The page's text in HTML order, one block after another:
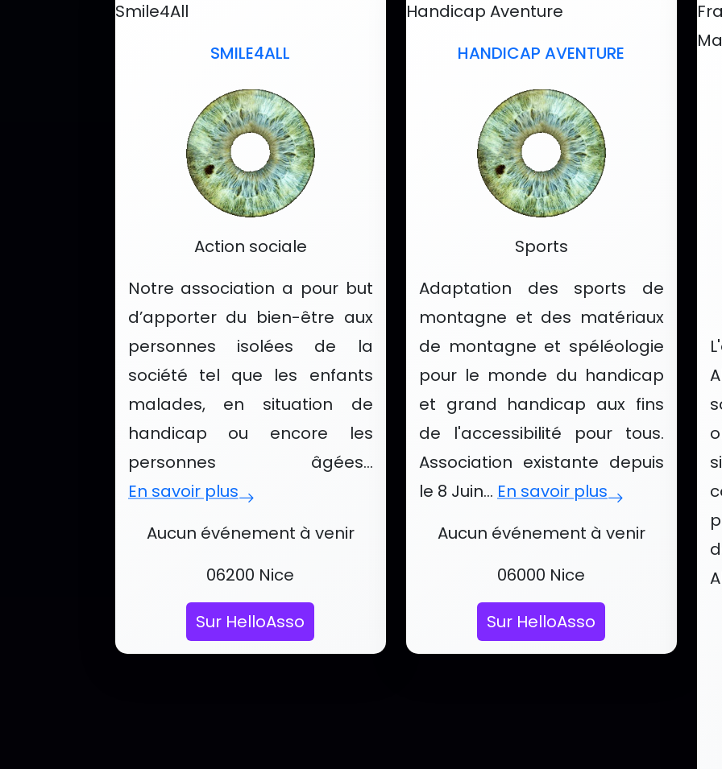
SMILE4ALL
Catégorie :
Action sociale
Notre association a pour but
d’apporter du bien-être aux
personnes isolées de la
société tel que les enfants
malades, en situation de
handicap ou encore les
personnes âgées...
En savoir plus
Événements et services de Smile4All
Aucun événement à venir
Localisation :
06200 Nice
Sur HelloAsso
HANDICAP AVENTURE
Catégorie :
Sports
Adaptation des sports de
montagne et des matériaux
de montagne et spéléologie
pour le monde du handicap
et grand handicap aux fins
de l'accessibilité pour tous.
Association existante depuis
le 8 Juin... En savoir plus
Événements et services de
Aucun événement à venir
Localisation :
06000 Nice
Sur HelloAsso